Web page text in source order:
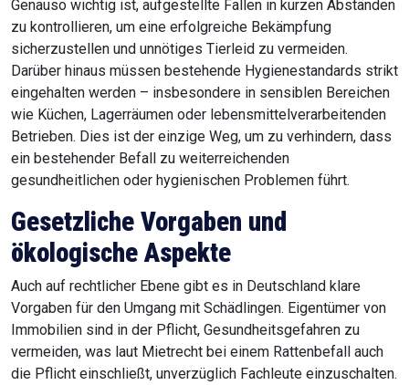
Genauso wichtig ist, aufgestellte Fallen in kurzen Abständen
zu kontrollieren, um eine erfolgreiche Bekämpfung
sicherzustellen und unnötiges Tierleid zu vermeiden.
Darüber hinaus müssen bestehende Hygienestandards strikt
eingehalten werden – insbesondere in sensiblen Bereichen
wie Küchen, Lagerräumen oder lebensmittelverarbeitenden
Betrieben. Dies ist der einzige Weg, um zu verhindern, dass
ein bestehender Befall zu weiterreichenden
gesundheitlichen oder hygienischen Problemen führt.
Gesetzliche Vorgaben und
ökologische Aspekte
Auch auf rechtlicher Ebene gibt es in Deutschland klare
Vorgaben für den Umgang mit Schädlingen. Eigentümer von
Immobilien sind in der Pflicht, Gesundheitsgefahren zu
vermeiden, was laut Mietrecht bei einem Rattenbefall auch
die Pflicht einschließt, unverzüglich Fachleute einzuschalten.